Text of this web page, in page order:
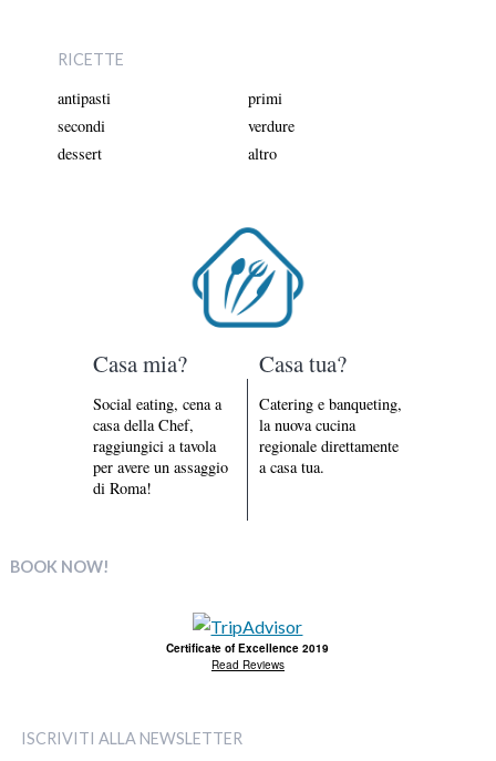
RICETTE
antipasti
primi
secondi
verdure
dessert
altro
Casa mia?
Social eating, cena a
casa della Chef,
raggiungici a tavola
per avere un assaggio
di Roma!
Casa tua?
Catering e banqueting,
la nuova cucina
regionale direttamente
a casa tua.
BOOK NOW!
Certificate of Excellence 2019
Read Reviews
ISCRIVITI ALLA NEWSLETTER